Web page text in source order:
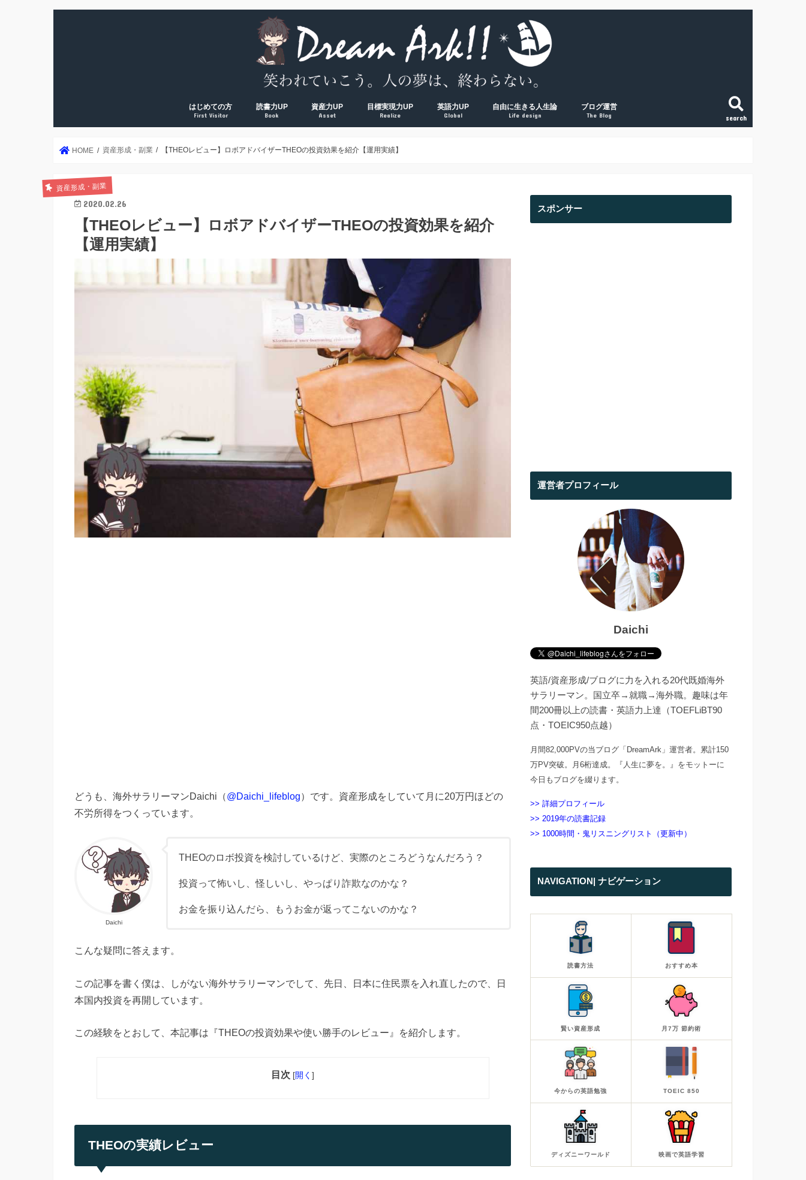
search
はじめての方
First Visitor
読書力UP
Book
資産力UP
Asset
目標実現力UP
Realize
英語力UP
Global
自由に生きる人生論
Life design
ブログ運営
The Blog
HOME 資産形成・副業 【THEOレビュー】ロボアドバイザーTHEOの投資効果を紹介【運用実績】
資産形成・副業
2020.02.26
【THEOレビュー】ロボアドバイザーTHEOの投資効果を紹介
【運用実績】
どうも、海外サラリーマンDaichi（@Daichi_lifeblog）です。資産形成をしていて月に20万円ほどの
不労所得をつくっています。
Daichi
THEOのロボ投資を検討しているけど、実際のところどうなんだろう？
投資って怖いし、怪しいし、やっぱり詐欺なのかな？
お金を振り込んだら、もうお金が返ってこないのかな？
こんな疑問に答えます。
この記事を書く僕は、しがない海外サラリーマンでして、先日、日本に住民票を入れ直したので、日
本国内投資を再開しています。
この経験をとおして、本記事は『THEOの投資効果や使い勝手のレビュー』を紹介します。
目次 [開く ]
THEOの実績レビュー
スポンサー
運営者プロフィール
Daichi
英語/資産形成/ブログに力を入れる20代既婚海外
サラリーマン。国立卒→就職→海外職。趣味は年
間200冊以上の読書・英語力上達（TOEFLiBT90
点・TOEIC950点越）
月間82,000PVの当ブログ「DreamArk」運営者。累計150
万PV突破。月6桁達成。『人生に夢を。』をモットーに
今日もブログを綴ります。
>> 詳細プロフィール
>> 2019年の読書記録
>> 1000時間・鬼リスニングリスト（更新中）
NAVIGATION| ナビゲーション
読書方法 おすすめ本
賢い資産形成 月7万 節約術
今からの英語勉強 TOEIC 850
ディズニーワールド 映画で英語学習